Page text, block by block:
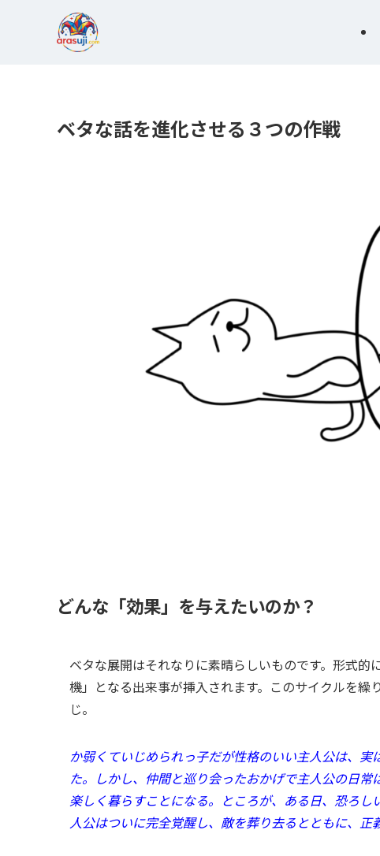
ベタな話を進化させる３つの作戦
どんな「効果」を与えたいのか？
ベタな展開はそれなりに素晴らしいものです。形式
機」となる出来事が挿入されます。このサイクルを
じ。
か弱くていじめられっ子だが性格のいい主人公は、
た。しかし、仲間と巡り会ったおかげで主人公の日常
楽しく暮らすことになる。ところが、ある日、恐ろ
人公はついに完全覚醒し、敵を葬り去るとともに、正